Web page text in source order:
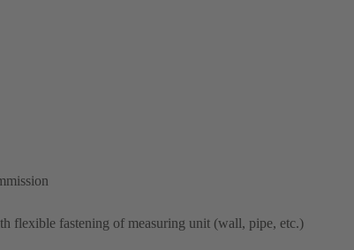
flexible fastening of measuring unit (wall, pipe, etc.)